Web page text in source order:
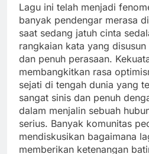
Lagu ini telah menjadi
banyak pendengar merasa
saat sedang jatuh cinta
rangkaian kata yang
dan penuh perasaan.
membangkitkan rasa
sejati di tengah dunia yang
sangat sinis dan penuh
dalam menjalin sebuah
serius. Banyak komunitas
mendiskusikan bagaimana
memberikan ketenangan